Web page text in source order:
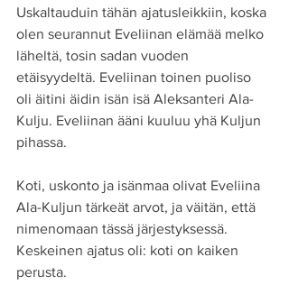
Uskaltauduin tähän ajatusleikkiin, koska
olen seurannut Eveliinan elämää melko
läheltä, tosin sadan vuoden
etäisyydeltä. Eveliinan toinen puoliso
oli äitini äidin isän isä Aleksanteri Ala-
Kulju. Eveliinan ääni kuuluu yhä Kuljun
pihassa.
Koti, uskonto ja isänmaa olivat Eveliina
Ala-Kuljun tärkeät arvot, ja väitän, että
nimenomaan tässä järjestyksessä.
Keskeinen ajatus oli: koti on kaiken
perusta.